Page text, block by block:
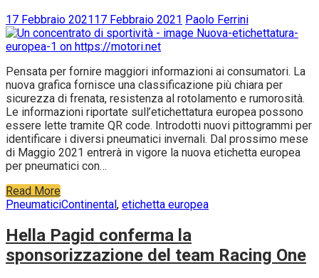
17 Febbraio 202117 Febbraio 2021 Paolo Ferrini
Pensata per fornire maggiori informazioni ai consumatori. La
nuova grafica fornisce una classificazione più chiara per
sicurezza di frenata, resistenza al rotolamento e rumorosità.
Le informazioni riportate sull’etichettatura europea possono
essere lette tramite QR code. Introdotti nuovi pittogrammi per
identificare i diversi pneumatici invernali. Dal prossimo mese
di Maggio 2021 entrerà in vigore la nuova etichetta europea
per pneumatici con…
Read More
PneumaticiContinental, etichetta europea
Hella Pagid conferma la
sponsorizzazione del team Racing One